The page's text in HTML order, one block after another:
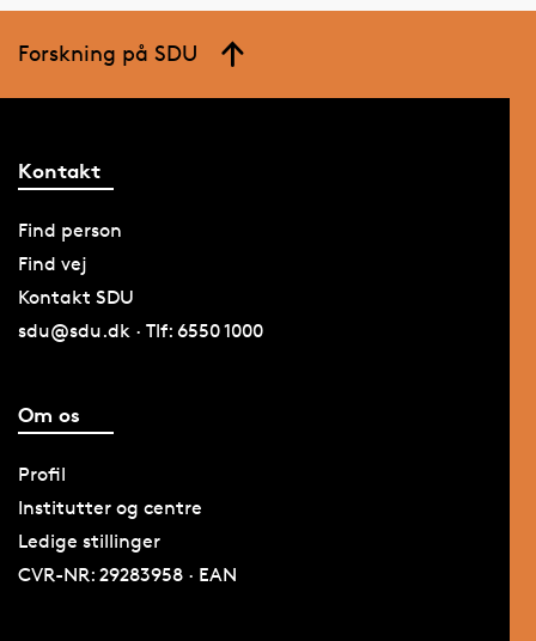
Forskning på SDU
Kontakt
Find person
Find vej
Kontakt SDU
sdu@sdu.dk · Tlf: 6550 1000
Om os
Profil
Institutter og centre
Ledige stillinger
CVR-NR: 29283958 · EAN